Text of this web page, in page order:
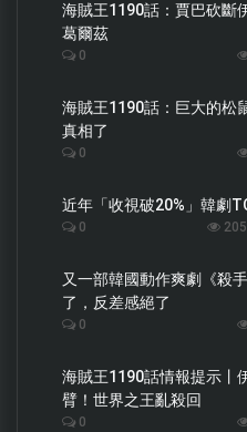
海賊王1190話：賈巴砍斷
葛爾茲
0
海賊王1190話：巨大的松
真相了
0
近年「收視破20%」韓劇
0
又一部韓國動作爽劇《殺
了，反差感絕了
0
海賊王1190話情報提示丨
臂！世界之王亂殺回
0